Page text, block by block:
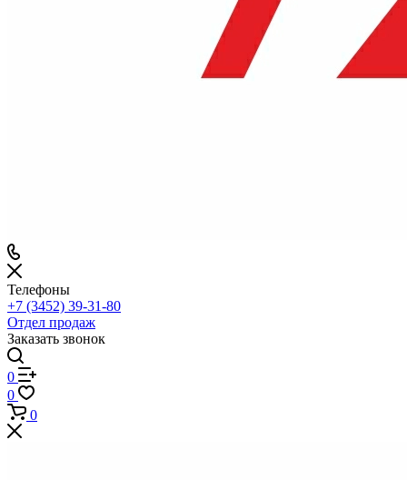
Телефоны
+7 (3452) 39-31-80
Отдел продаж
Заказать звонок
0
0
0